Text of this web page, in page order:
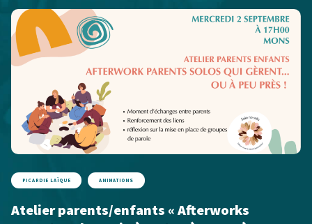
PICARDIE LAÏQUE ANIMATIONS
Atelier parents/enfants « Afterworks